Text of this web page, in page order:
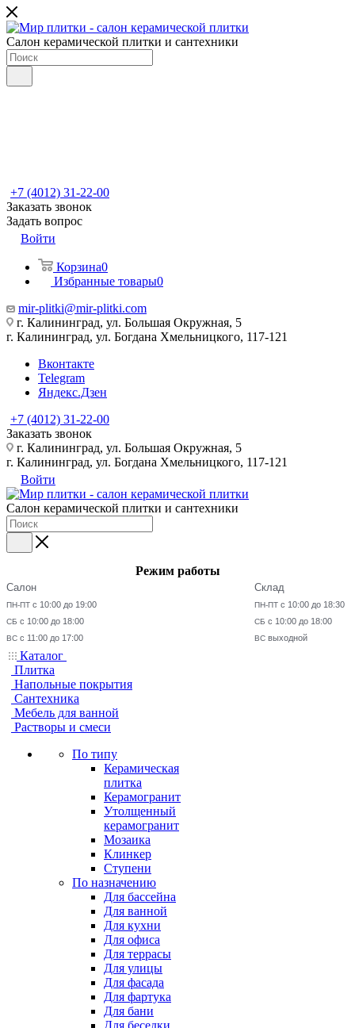
Салон керамической плитки и сантехники
+7 (4012) 31-22-00
Заказать звонок
Задать вопрос
Войти
Корзина0
Избранные товары0
mir-plitki@mir-plitki.com
г. Калининград, ул. Большая Окружная, 5
г. Калининград, ул. Богдана Хмельницкого, 117-121
Вконтакте
Telegram
Яндекс.Дзен
+7 (4012) 31-22-00
Заказать звонок
г. Калининград, ул. Большая Окружная, 5
г. Калининград, ул. Богдана Хмельницкого, 117-121
Войти
Салон керамической плитки и сантехники
Режим работы
Салон
ПН-ПТ с 10:00 до 19:00
СБ с 10:00 до 18:00
ВС с 11:00 до 17:00
Склад
ПН-ПТ с 10:00 до 18:30
СБ с 10:00 до 18:00
ВС выходной
Каталог
Плитка
Напольные покрытия
Сантехника
Мебель для ванной
Растворы и смеси
По типу
Керамическая
плитка
Керамогранит
Утолщенный
керамогранит
Мозаика
Клинкер
Ступени
По назначению
Для бассейна
Для ванной
Для кухни
Для офиса
Для террасы
Для улицы
Для фасада
Для фартука
Для бани
Для беседки